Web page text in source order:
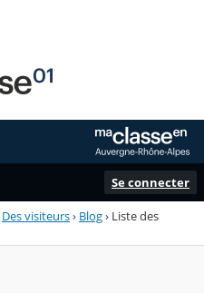
Se connecter
Des visiteurs› Blog› Liste des